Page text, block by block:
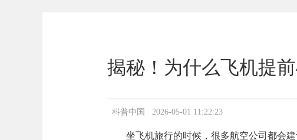
揭秘！为什么飞机提
科普中国 2026-05-01 11:22:23
坐飞机旅行的时候，很多航空公司都会